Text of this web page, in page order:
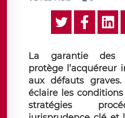
La garantie des
protège l’acquéreur
aux défauts
éclaire les conditions
stratégies